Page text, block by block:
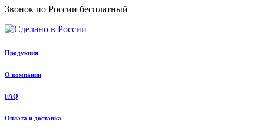
Звонок по России бесплатный
Продукция
О компании
FAQ
Оплата и доставка